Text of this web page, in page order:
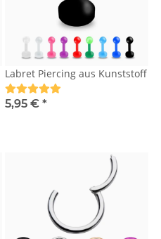
Labret Piercing aus Kunststoff
5,95 € *